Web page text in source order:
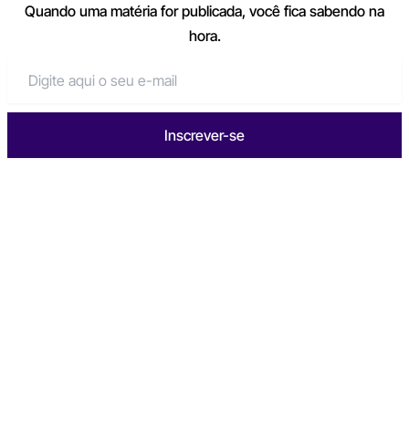
Quando uma matéria for publicada, você fica sabendo na
hora.
Inscrever-se